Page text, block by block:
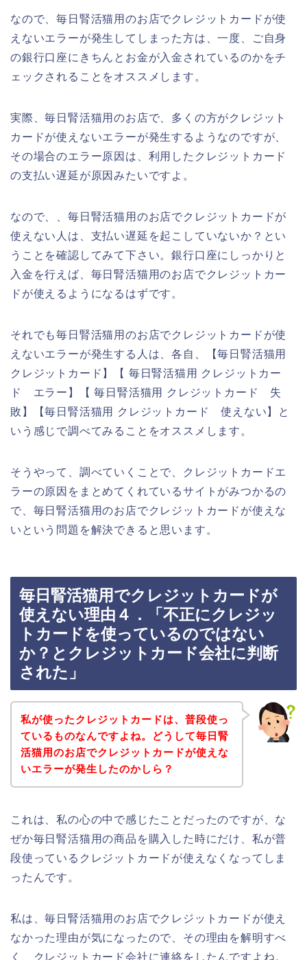
なので、毎日腎活猫用のお店でクレジットカードが使
えないエラーが発生してしまった方は、一度、ご自身
の銀行口座にきちんとお金が入金されているのかをチ
ェックされることをオススメします。
実際、毎日腎活猫用のお店で、多くの方がクレジット
カードが使えないエラーが発生するようなのですが、
その場合のエラー原因は、利用したクレジットカード
の支払い遅延が原因みたいですよ。
なので、、毎日腎活猫用のお店でクレジットカードが
使えない人は、支払い遅延を起こしていないか？とい
うことを確認してみて下さい。銀行口座にしっかりと
入金を行えば、毎日腎活猫用のお店でクレジットカー
ドが使えるようになるはずです。
それでも毎日腎活猫用のお店でクレジットカードが使
えないエラーが発生する人は、各自、【毎日腎活猫用
クレジットカード】【 毎日腎活猫用 クレジットカー
ド エラー】【 毎日腎活猫用 クレジットカード 失
敗】【毎日腎活猫用 クレジットカード 使えない】と
いう感じで調べてみることをオススメします。
そうやって、調べていくことで、クレジットカードエ
ラーの原因をまとめてくれているサイトがみつかるの
で、毎日腎活猫用のお店でクレジットカードが使えな
いという問題を解決できると思います。
毎日腎活猫用でクレジットカードが
使えない理由４．「不正にクレジッ
トカードを使っているのではない
か？とクレジットカード会社に判断
された」
私が使ったクレジットカードは、普段使っ
ているものなんですよね。どうして毎日腎
活猫用のお店でクレジットカードが使えな
いエラーが発生したのかしら？
これは、私の心の中で感じたことだったのですが、な
ぜか毎日腎活猫用の商品を購入した時にだけ、私が普
段使っているクレジットカードが使えなくなってしま
ったんです。
私は、毎日腎活猫用のお店でクレジットカードが使え
なかった理由が気になったので、その理由を解明すべ
く、クレジットカード会社に連絡をしたんですよね。